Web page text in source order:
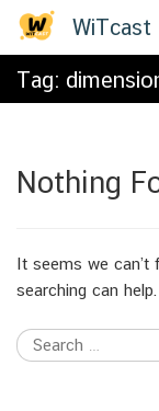
Skip
WiTcast
Tag:
Nothing
It seems we can’t
searching can help.
Search
for: